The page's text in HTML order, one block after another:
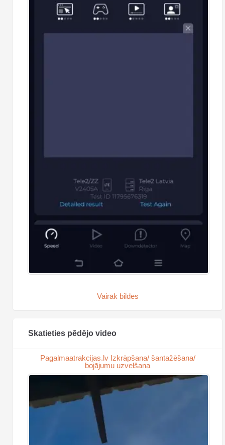
Vairāk bildes
Skatieties pēdējo video
Pagalmaatrakcijas.lv Izkrāpšana/ šantažēšana/
bojājumu uzvelšana